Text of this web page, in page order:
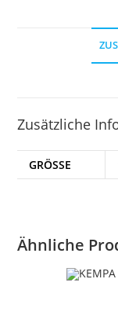
Zusätzliche
GRÖSSE
Ähnliche